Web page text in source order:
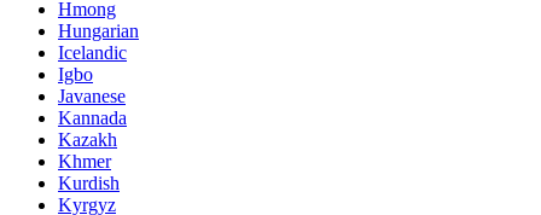
Hmong
Hungarian
Icelandic
Igbo
Javanese
Kannada
Kazakh
Khmer
Kurdish
Kyrgyz